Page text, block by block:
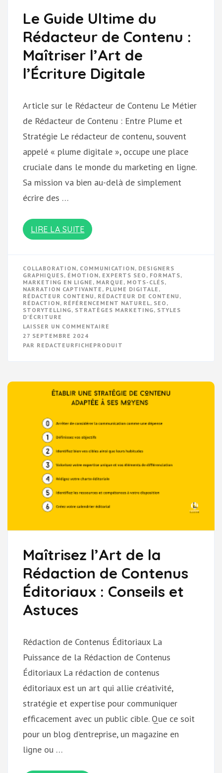
Le Guide Ultime du
Rédacteur de Contenu :
Maîtriser l’Art de
l’Écriture Digitale
Article sur le Rédacteur de Contenu Le Métier
de Rédacteur de Contenu : Entre Plume et
Stratégie Le rédacteur de contenu, souvent
appelé « plume digitale », occupe une place
cruciale dans le monde du marketing en ligne.
Sa mission va bien au-delà de simplement
écrire des …
LIRE LA SUITE
COLLABORATION, COMMUNICATION, DESIGNERS
GRAPHIQUES, ÉMOTION, EXPERTS SEO , FORMATS,
MARKETING EN LIGNE , MARQUE , MOTS-CLÉS,
NARRATION CAPTIVANTE , PLUME DIGITALE ,
RÉDACTEUR CONTENU , RÉDACTEUR DE CONTENU ,
RÉDACTION, RÉFÉRENCEMENT NATUREL, SEO ,
STORYTELLING, STRATÈGES MARKETING, STYLES
D'ÉCRITURE
LAISSER UN COMMENTAIRE
ULTIME
:
MAÎTRISER
L’ART
DE
27 SEPTEMBRE 2024
PAR REDACTEURFICHEPRODUIT
Maîtrisez l’Art de la
Rédaction de Contenus
Éditoriaux : Conseils et
Astuces
Rédaction de Contenus Éditoriaux La
Puissance de la Rédaction de Contenus
Éditoriaux La rédaction de contenus
éditoriaux est un art qui allie créativité,
stratégie et expertise pour communiquer
efficacement avec un public cible. Que ce soit
pour un blog d’entreprise, un magazine en
ligne ou …